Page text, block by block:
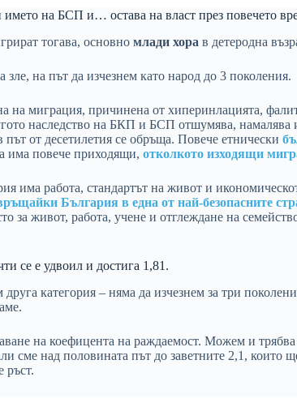
на БСП и… остава на власт през повечето
тогава, основно млади хора в детеродна
зле, на път да изчезнем като народ до 3 поколения.
на миграция, причинена от хиперинлацията,
наследство на БКП и БСП отшумява, намалява
път от десетилетия се обръща. Повече етнически
има повече приходящи, отколкото изходящи
има работа, стандартът на живот и
България в една от най-безопасните
за живот, работа, учене и отглеждане на
се е удвоил и достига 1,81.
категория – няма да изчезнем за три
на коефицента на раждаемост. Можем и
сме над половината път до заветните 2,1, които
ръст.